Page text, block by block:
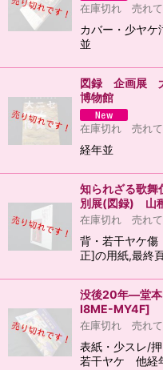
在庫切れ 売れて
カバー・少ヤ
並
図録 企画展
博物館
在庫切れ 売れて
経年並
知られざる歌
別展(図録) 山
在庫切れ 売れて
背・若干ヤケ
正]の用紙,最終
没後20年―堂
I8ME-MY4F]
在庫切れ 売れて
表紙・少スレ/
若干ヤケ 他経